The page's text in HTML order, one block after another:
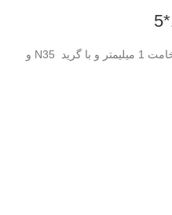
آهنربای نئودیمیوم با قطر 5 میلیمتر و ضخامت 1 میلیمتر و با گرید N35 و